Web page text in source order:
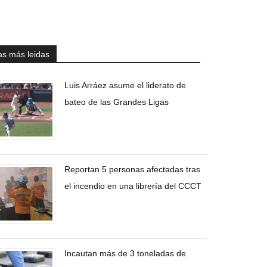
más leidas
Luis Arráez asume el liderato de
bateo de las Grandes Ligas
Reportan 5 personas afectadas tras
el incendio en una librería del CCCT
Incautan más de 3 toneladas de